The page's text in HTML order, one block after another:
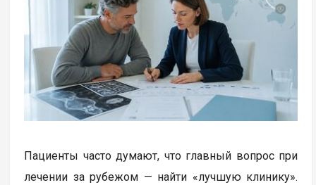
Пациенты часто думают, что главный вопрос при
лечении за рубежом — найти «лучшую клинику».